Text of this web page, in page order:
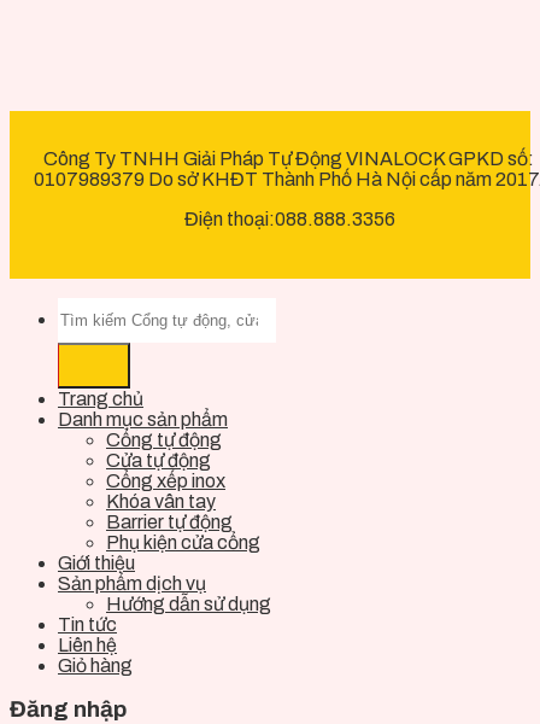
Công Ty TNHH Giải Pháp Tự Động VINALOCK GPKD số:
0107989379 Do sở KHĐT Thành Phố Hà Nội cấp năm
Điện thoại:088.888.3356
Trang chủ
Danh mục sản phẩm
Cổng tự động
Cửa tự động
Cổng xếp inox
Khóa vân tay
Barrier tự động
Phụ kiện cửa cổng
Giới thiệu
Sản phẩm dịch vụ
Hướng dẫn sử dụng
Tin tức
Liên hệ
Giỏ hàng
Đăng nhập